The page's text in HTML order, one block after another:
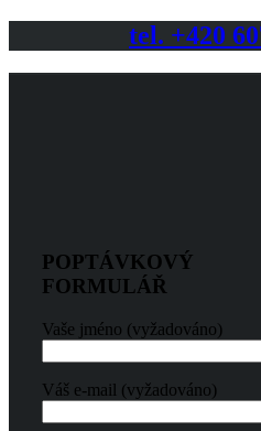
tel. +420
POPTÁVKOVÝ
FORMULÁŘ
Vaše jméno (vyžadováno)
Váš e-mail (vyžadováno)